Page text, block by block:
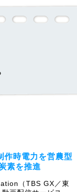
作時電力を営農型
素を推進
（TBS GX／東